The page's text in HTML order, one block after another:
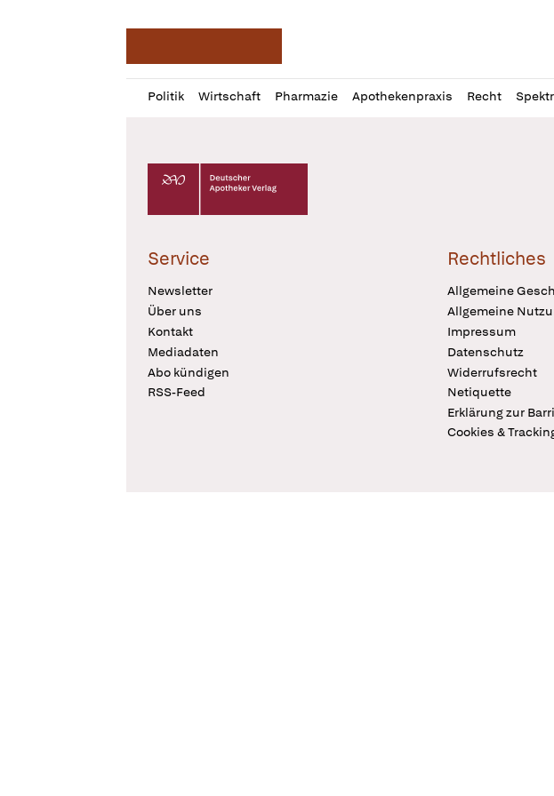
Politik Wirtschaft Pharmazie Apothekenpraxis Recht
Profil
öffnen
Daz
Pur
Deutscher Apotheker Verlag Logo
Service
Newsletter
Über uns
Kontakt
Mediadaten
Abo kündigen
RSS-Feed
Rechtliches
Allgemeine
Allgemeine
Impressum
Datenschutz
Widerrufsrecht
Netiquette
Erklärung zur
Cookies &